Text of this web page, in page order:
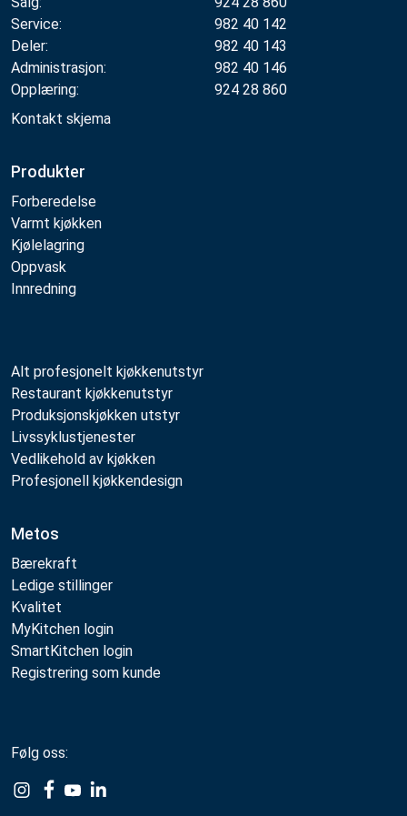
Service:
982 40 142
Deler:
982 40 143
Administrasjon:
982 40 146
Opplæring:
924 28 860
Kontakt skjema
Produkter
Forberedelse
Varmt kjøkken
Kjølelagring
Oppvask
Innredning
Alt profesjonelt kjøkkenutstyr
Restaurant kjøkkenutstyr
Produksjonskjøkken utstyr
Livssyklustjenester
Vedlikehold av kjøkken
Profesjonell kjøkkendesign
Metos
Bærekraft
Ledige stillinger
Kvalitet
MyKitchen login
SmartKitchen login
Registrering som kunde
Følg oss:
ExampleExample
ExampleExample